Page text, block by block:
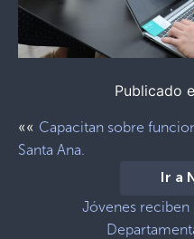
Publicado
«« Capacitan sobre
Santa Ana.
Ir a
Jóvenes